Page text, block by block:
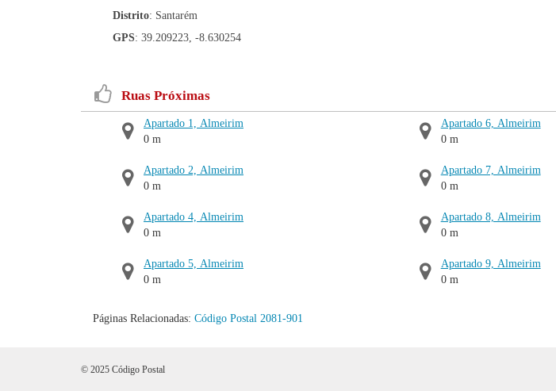
Distrito: Santarém
GPS: 39.209223, -8.630254
Ruas Próximas
Apartado 1, Almeirim
0 m
Apartado 2, Almeirim
0 m
Apartado 4, Almeirim
0 m
Apartado 5, Almeirim
0 m
Apartado 6, Almeirim
0 m
Apartado 7, Almeirim
0 m
Apartado 8, Almeirim
0 m
Apartado 9, Almeirim
0 m
Páginas Relacionadas: Código Postal 2081-901
© 2025 Código Postal